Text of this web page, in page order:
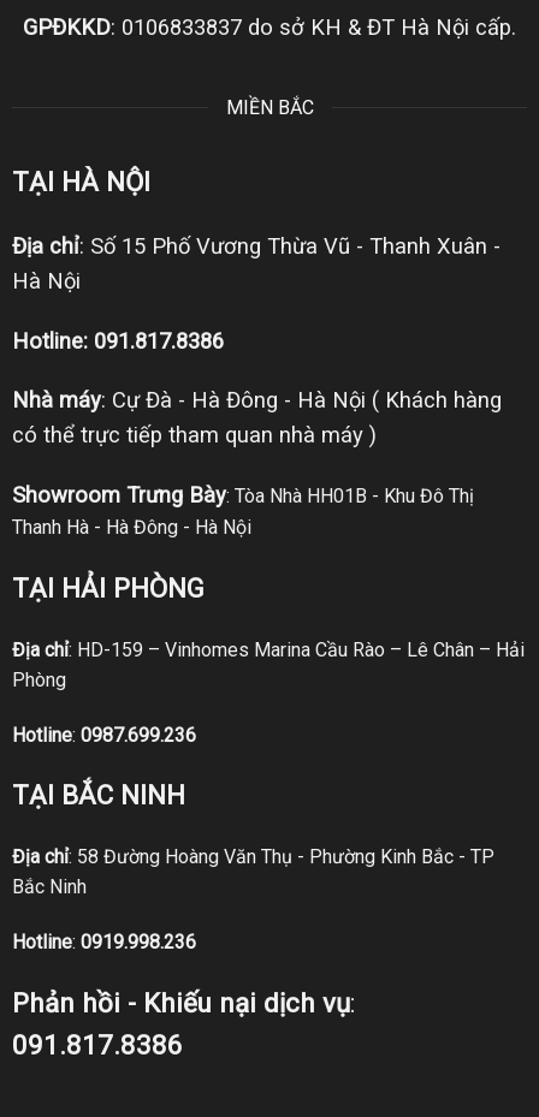
GPĐKKD: 0106833837 do sở KH & ĐT Hà Nội cấp.
MIỀN BẮC
TẠI HÀ NỘI
Địa chỉ: Số 15 Phố Vương Thừa Vũ - Thanh Xuân -
Hà Nội
Hotline: 091.817.8386
Nhà máy: Cự Đà - Hà Đông - Hà Nội ( Khách hàng
có thể trực tiếp tham quan nhà máy )
Showroom Trưng Bày: Tòa Nhà HH01B - Khu Đô Thị
Thanh Hà - Hà Đông - Hà Nội
TẠI HẢI PHÒNG
Địa chỉ: HD-159 – Vinhomes Marina Cầu Rào – Lê Chân – Hải
Phòng
Hotline: 0987.699.236
TẠI BẮC NINH
Địa chỉ: 58 Đường Hoàng Văn Thụ - Phường Kinh Bắc - TP
Bắc Ninh
Hotline: 0919.998.236
Phản hồi - Khiếu nại dịch vụ:
091.817.8386